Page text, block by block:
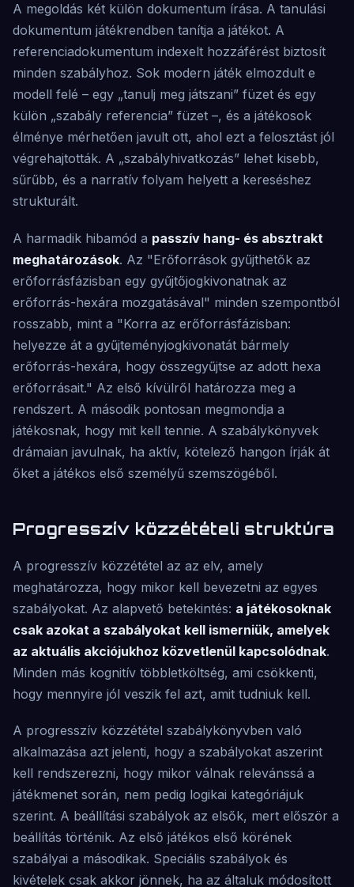
A megoldás két külön dokumentum írása. A tanulási
dokumentum játékrendben tanítja a játékot. A
referenciadokumentum indexelt hozzáférést biztosít
minden szabályhoz. Sok modern játék elmozdult e
modell felé – egy „tanulj meg játszani” füzet és egy
külön „szabály referencia” füzet –, és a játékosok
élménye mérhetően javult ott, ahol ezt a felosztást jól
végrehajtották. A „szabályhivatkozás” lehet kisebb,
sűrűbb, és a narratív folyam helyett a kereséshez
strukturált.
A harmadik hibamód a passzív hang- és absztrakt
meghatározások. Az "Erőforrások gyűjthetők az
erőforrásfázisban egy gyűjtőjogkivonatnak az
erőforrás-hexára mozgatásával" minden szempontból
rosszabb, mint a "Korra az erőforrásfázisban:
helyezze át a gyűjteményjogkivonatát bármely
erőforrás-hexára, hogy összegyűjtse az adott hexa
erőforrásait." Az első kívülről határozza meg a
rendszert. A második pontosan megmondja a
játékosnak, hogy mit kell tennie. A szabálykönyvek
drámaian javulnak, ha aktív, kötelező hangon írják át
őket a játékos első személyű szemszögéből.
Progresszív közzétételi struktúra
A progresszív közzététel az az elv, amely
meghatározza, hogy mikor kell bevezetni az egyes
szabályokat. Az alapvető betekintés: a játékosoknak
csak azokat a szabályokat kell ismerniük, amelyek
az aktuális akciójukhoz közvetlenül kapcsolódnak.
Minden más kognitív többletköltség, ami csökkenti,
hogy mennyire jól veszik fel azt, amit tudniuk kell.
A progresszív közzététel szabálykönyvben való
alkalmazása azt jelenti, hogy a szabályokat aszerint
kell rendszerezni, hogy mikor válnak relevánssá a
játékmenet során, nem pedig logikai kategóriájuk
szerint. A beállítási szabályok az elsők, mert először a
beállítás történik. Az első játékos első körének
szabályai a másodikak. Speciális szabályok és
kivételek csak akkor jönnek, ha az általuk módosított